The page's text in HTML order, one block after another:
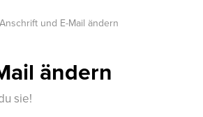
und E-Mail ändern
ändern
sie!